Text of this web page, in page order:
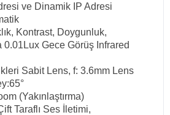
ve Dinamik IP Adresi
Kontrast, Doygunluk,
0.01Lux Gece Görüş Infrared
Sabit Lens, f: 3.6mm Lens
(Yakınlaştırma)
Taraflı Ses İletimi,